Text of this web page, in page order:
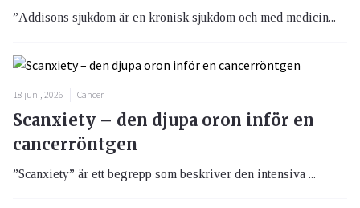
”Addisons sjukdom är en kronisk sjukdom och med medicin...
18 juni, 2026 Cancer
Scanxiety – den djupa oron inför en
cancerröntgen
”Scanxiety” är ett begrepp som beskriver den intensiva ...